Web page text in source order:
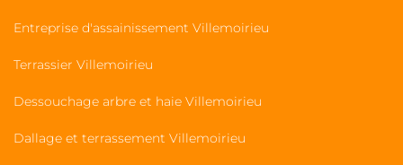
Entreprise d'assainissement Villemoirieu
Terrassier Villemoirieu
Dessouchage arbre et haie Villemoirieu
Dallage et terrassement Villemoirieu